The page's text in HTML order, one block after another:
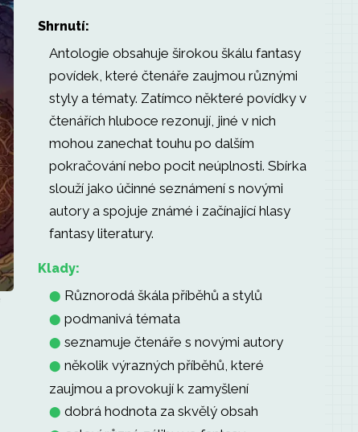
Shrnutí:
Antologie obsahuje širokou škálu fantasy
povídek, které čtenáře zaujmou různými
styly a tématy. Zatímco některé povídky v
čtenářích hluboce rezonují, jiné v nich
mohou zanechat touhu po dalším
pokračování nebo pocit neúplnosti. Sbírka
slouží jako účinné seznámení s novými
autory a spojuje známé i začínající hlasy
fantasy literatury.
Klady:
⬤ Různorodá škála příběhů a stylů
⬤ podmanivá témata
⬤ seznamuje čtenáře s novými autory
⬤ několik výrazných příběhů, které
zaujmou a provokují k zamyšlení
⬤ dobrá hodnota za skvělý obsah